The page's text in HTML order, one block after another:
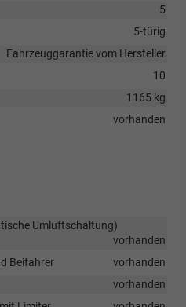
5
5-türig
Fahrzeuggarantie vom Hersteller
10
1165 kg
vorhanden
Umluftschaltung)
vorhanden
Beifahrer
vorhanden
vorhanden